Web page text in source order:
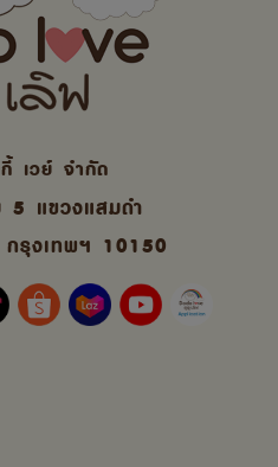
เวย์ จํากัด
5 แขวงแสมดำ
กรุงเทพฯ 10150